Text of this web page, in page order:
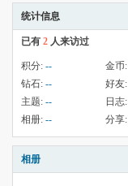
统计信息
已有 2 人来访过
积分: -- 金币:
钻石: -- 好友:
主题: -- 日志:
相册: -- 分享:
相册